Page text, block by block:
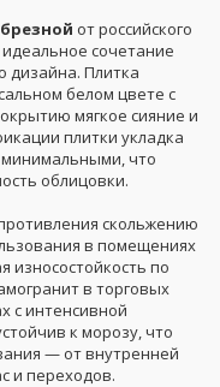
от российского
сочетание
дизайна. Плитка
белом цвете с
мягкое сияние и
плитки укладка
что
облицовки.
скольжению
в помещениях
по
в торговых
с интенсивной
к морозу, что
— от внутренней
и переходов.